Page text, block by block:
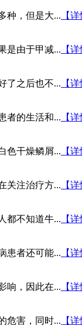
种，但是大... 【详
是由于甲减... 【详
了之后也不... 【详
者的生活和... 【详
色干燥鳞屑... 【详
关注治疗方... 【详
都不知道牛... 【详
患者还可能... 【详
响，因此在... 【详
危害，同时... 【详